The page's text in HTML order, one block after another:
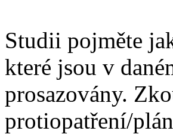
Studii pojměte
které jsou v
prosazovány.
protiopatření/